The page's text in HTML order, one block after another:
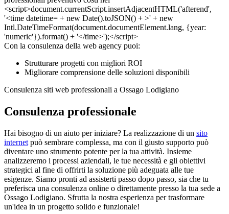
Con la consulenza della web agency puoi:
Strutturare progetti con migliori ROI
Migliorare comprensione delle soluzioni disponibili
Consulenza siti web professionali a Ossago Lodigiano
Consulenza professionale
Hai bisogno di un aiuto per iniziare? La realizzazione di un sito
internet può sembrare complessa, ma con il giusto supporto può
diventare uno strumento potente per la tua attività. Insieme
analizzeremo i processi aziendali, le tue necessità e gli obiettivi
strategici al fine di offrirti la soluzione più adeguata alle tue
esigenze. Siamo pronti ad assisterti passo dopo passo, sia che tu
preferisca una consulenza online o direttamente presso la tua sede a
Ossago Lodigiano. Sfrutta la nostra esperienza per trasformare
un'idea in un progetto solido e funzionale!